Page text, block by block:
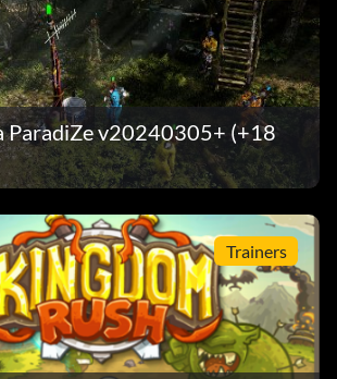
ParadiZe v20240305+ (+18
Trainers